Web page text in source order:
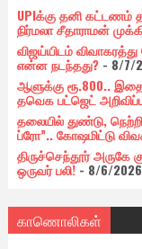
UPIக்கு தனி கட்டணம்
நிர்மலா சீதாராமன்
விஜய்யிடம்
என்ன நடந்தது?- 8/7/
ஆளுக்கு ரூ.800.. இதை
தவெக பட்ஜெட்
தலையில் துண்டு,
ப்ரோ”.. கோஷமிட்டு
திருச்செந்தூர் அருகே
ஒருவர் பலி!- 8/6/2026
காணொலிகள்